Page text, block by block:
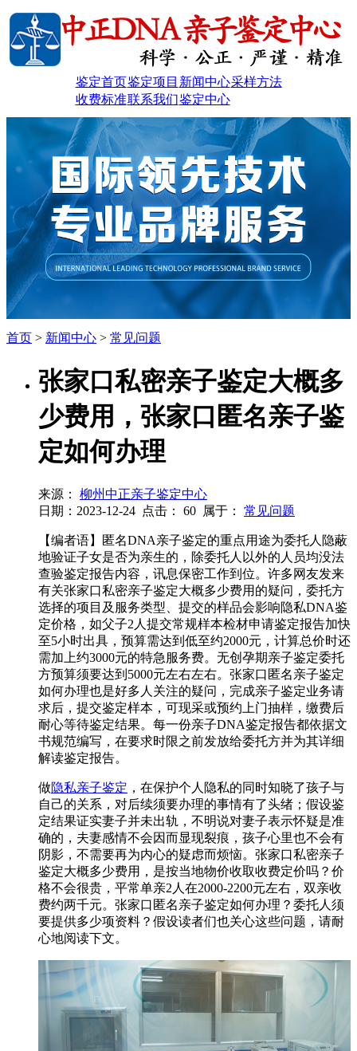
鉴定首页鉴定项目 新闻中心采样方法
收费标准联系我们鉴定中心
首页 > 新闻中心 > 常见问题
张家口私密亲子鉴定大概多
少费用，张家口匿名亲子鉴
定如何办理
来源：
柳州中正亲子鉴定中心
日期：2023-12-24 点击： 60 属于： 常见问题
【编者语】匿名DNA亲子鉴定的重点用途为委托人隐蔽
地验证子女是否为亲生的，除委托人以外的人员均没法
查验鉴定报告内容，讯息保密工作到位。许多网友发来
有关张家口私密亲子鉴定大概多少费用的疑问，委托方
选择的项目及服务类型、提交的样品会影响隐私DNA鉴
定价格，如父子2人提交常规样本检材申请鉴定报告加快
至5小时出具，预算需达到低至约2000元，计算总价时还
需加上约3000元的特急服务费。无创孕期亲子鉴定委托
方预算须要达到5000元左右左右。张家口匿名亲子鉴定
如何办理也是好多人关注的疑问，完成亲子鉴定业务请
求后，提交鉴定样本，可现采或预约上门抽样，缴费后
耐心等待鉴定结果。每一份亲子DNA鉴定报告都依据文
书规范编写，在要求时限之前发放给委托方并为其详细
解读鉴定报告。
做隐私亲子鉴定 ，在保护个人隐私的同时知晓了孩子与
自己的关系，对后续须要办理的事情有了头绪；假设鉴
定结果证实妻子并未出轨，不明说对妻子表示怀疑是准
确的，夫妻感情不会因而显现裂痕，孩子心里也不会有
阴影，不需要再为内心的疑虑而烦恼。张家口私密亲子
鉴定大概多少费用，是按当地物价收取收费定价吗？价
格不会很贵，平常单亲2人在2000-2200元左右，双亲收
费约两千元。张家口匿名亲子鉴定如何办理？委托人须
要提供多少项资料？假设读者们也关心这些问题，请耐
心地阅读下文。